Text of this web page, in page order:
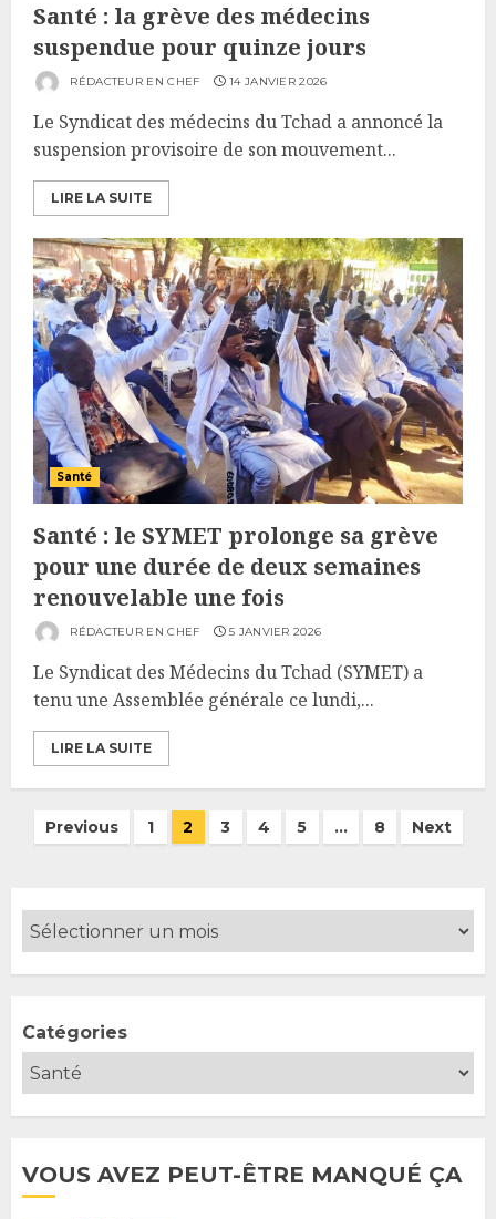
Santé : la grève des médecins
suspendue pour quinze jours
RÉDACTEUR EN CHEF 14 JANVIER 2026
Le Syndicat des médecins du Tchad a annoncé la
suspension provisoire de son mouvement...
LIRE LA SUITE
Santé
Santé : le SYMET prolonge sa grève
pour une durée de deux semaines
renouvelable une fois
RÉDACTEUR EN CHEF 5 JANVIER 2026
Le Syndicat des Médecins du Tchad (SYMET) a
tenu une Assemblée générale ce lundi,...
LIRE LA SUITE
Pagination
Previous 1 2 3 4 5 … 8 Next
Catégories
VOUS AVEZ PEUT-ÊTRE MANQUÉ ÇA